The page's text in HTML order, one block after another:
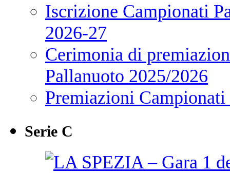
Iscrizione Campionati
2026-27
Cerimonia di
Pallanuoto 2025/2026
Premiazioni
Serie C